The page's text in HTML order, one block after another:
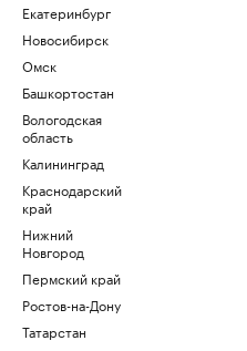
Екатеринбург
Новосибирск
Омск
Башкортостан
Вологодская
область
Калининград
Краснодарский
край
Нижний
Новгород
Пермский край
Ростов-на-Дону
Татарстан